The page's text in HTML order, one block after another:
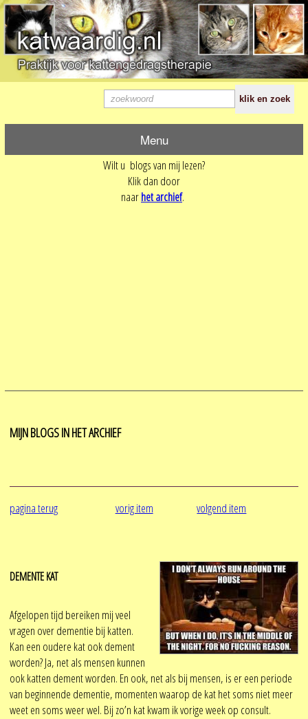
Menu
Wilt u blogs van mij lezen?
Klik dan door
naarhet archief.
MIJN BLOGS IN HET ARCHIEF
pagina terug vorig item volgend item
DEMENTE KAT
Afgelopen tijd bereiken mij veel
vragen over dementie bij katten.
Kan een oudere kat ook dement
worden? Ja, net als mensen kunnen
ook katten dement worden. En ook, net als bij mensen, is er een periode
van beginnende dementie, momenten waarop de kat het soms niet meer
weet en soms weer wel. Bij zo’n kat kwam ik vorige week op consult.